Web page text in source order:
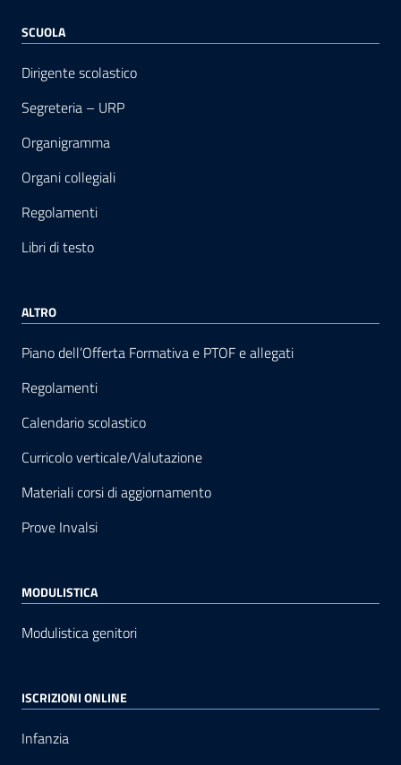
SCUOLA
Dirigente scolastico
Segreteria – URP
Organigramma
Organi collegiali
Regolamenti
Libri di testo
ALTRO
Piano dell’Offerta Formativa e PTOF e allegati
Regolamenti
Calendario scolastico
Curricolo verticale/Valutazione
Materiali corsi di aggiornamento
Prove Invalsi
MODULISTICA
Modulistica genitori
ISCRIZIONI ONLINE
Infanzia